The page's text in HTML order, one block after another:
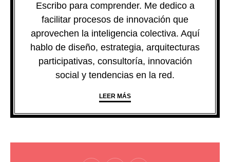
Escribo para comprender. Me dedico a
facilitar procesos de innovación que
aprovechen la inteligencia colectiva. Aquí
hablo de diseño, estrategia, arquitecturas
participativas, consultoría, innovación
social y tendencias en la red.
LEER MÁS